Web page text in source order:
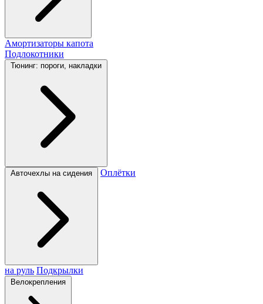
Амортизаторы капота
Подлокотники
Тюнинг: пороги, накладки
Авточехлы на сидения Оплётки
на руль Подкрылки
Велокрепления